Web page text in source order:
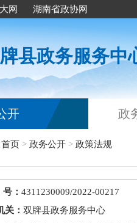
网 湖南省政协网
县政务服务中
开 政
首页 > 政务公开 > 政策法规
号：4311230009/2022-00217
关：双牌县政务服务中心